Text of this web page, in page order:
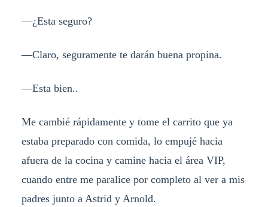
—¿Esta seguro?
—Claro, seguramente te darán buena propina.
—Esta bien..
Me cambié rápidamente y tome el carrito que ya
estaba preparado con comida, lo empujé hacia
afuera de la cocina y camine hacia el área VIP,
cuando entre me paralice por completo al ver a mis
padres junto a Astrid y Arnold.